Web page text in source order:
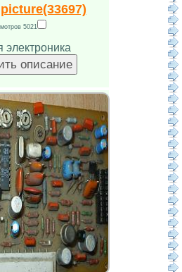
5021
электроника